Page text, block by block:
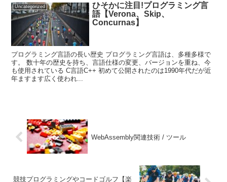
Uncategorized
ひそかに注目!プログラミング言
語【Verona、Skip、
Concurnas】
プログラミング言語の長い歴史 プログラミング言語は、多種多様で
す。 数十年の歴史を持ち、言語仕様の変更、バージョンを重ね、今
も使用されている C言語C++ 初めて公開されたのは1990年代だが近
年ますます広く使われ...
WebAssembly関連技術 / ツール
競技プログラミングやコードゴルフ【楽